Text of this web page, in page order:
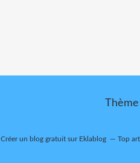
Créer un blog gratuit sur Eklablog Top